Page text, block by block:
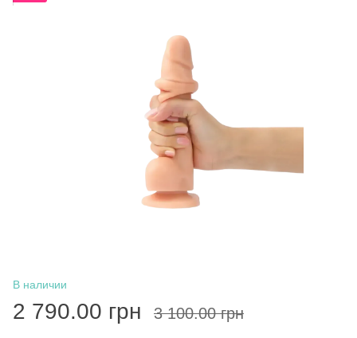
В наличии
2 790.00 грн 3 100.00 грн